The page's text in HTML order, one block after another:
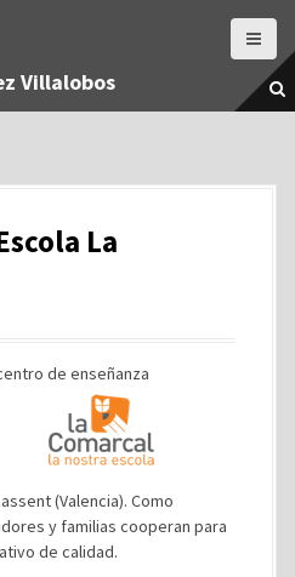
Villalobos
La
de enseñanza
(Valencia). Como
y familias cooperan para
de calidad.